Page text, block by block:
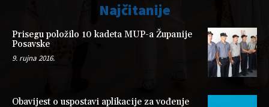
Najčitanije
Prisegu položilo 10 kadeta MUP-a Županije
Posavske
9. rujna 2016.
Obavijest o uspostavi aplikacije za vođenje